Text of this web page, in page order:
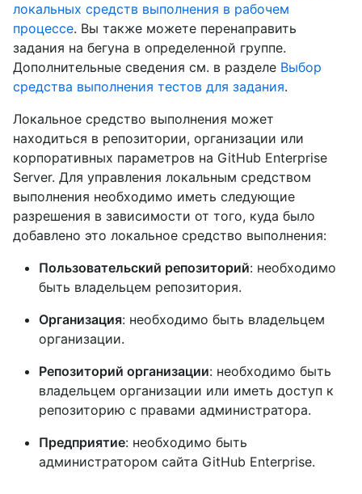
локальных средств выполнения в рабочем
процессе. Вы также можете перенаправить
задания на бегуна в определенной группе.
Дополнительные сведения см. в разделе Выбор
средства выполнения тестов для задания.
Локальное средство выполнения может
находиться в репозитории, организации или
корпоративных параметров на GitHub Enterprise
Server. Для управления локальным средством
выполнения необходимо иметь следующие
разрешения в зависимости от того, куда было
добавлено это локальное средство выполнения:
Пользовательский репозиторий: необходимо
быть владельцем репозитория.
Организация: необходимо быть владельцем
организации.
Репозиторий организации: необходимо быть
владельцем организации или иметь доступ к
репозиторию с правами администратора.
Предприятие: необходимо быть
администратором сайта GitHub Enterprise.